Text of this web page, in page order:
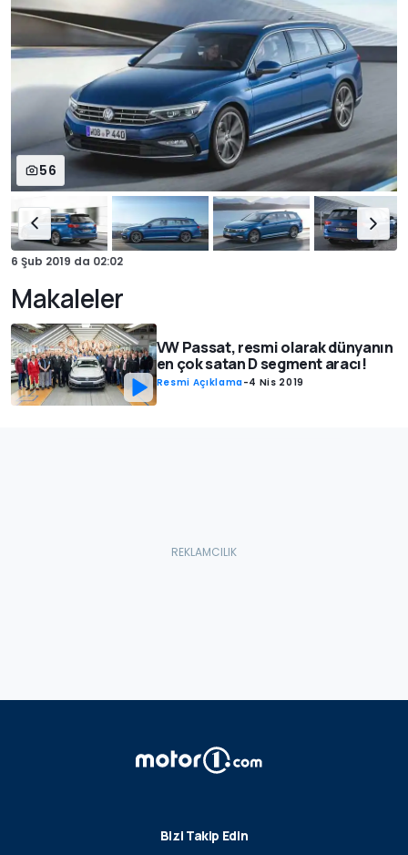
56
6 Şub 2019 da 02:02
Makaleler
VW Passat, resmi olarak dünyanın
en çok satan D segment aracı!
Resmi Açıklama-4 Nis 2019
Bizi Takip Edin